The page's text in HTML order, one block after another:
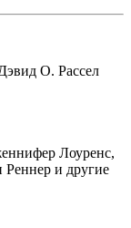
О. Рассел
Лоуренс,
и другие